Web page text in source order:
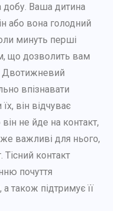
добу. Ваша дитина
або вона голодний
минуть перші
що дозволить вам
Двотижневий
впізнавати
він відчуває
не йде на контакт,
важливі для нього,
контакт
почуття
також підтримує її